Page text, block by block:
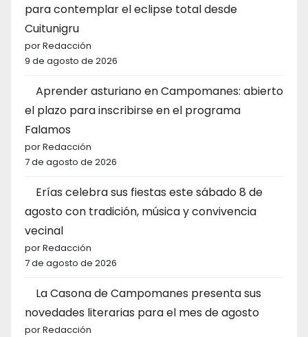
para contemplar el eclipse total desde
Cuitunigru
por Redacción
9 de agosto de 2026
Aprender asturiano en Campomanes: abierto
el plazo para inscribirse en el programa
Falamos
por Redacción
7 de agosto de 2026
Erías celebra sus fiestas este sábado 8 de
agosto con tradición, música y convivencia
vecinal
por Redacción
7 de agosto de 2026
La Casona de Campomanes presenta sus
novedades literarias para el mes de agosto
por Redacción